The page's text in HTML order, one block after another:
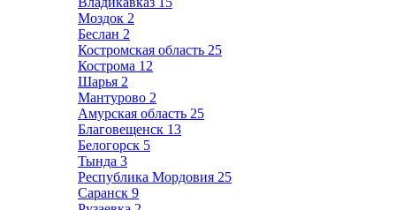
Моздок 2
Беслан 2
Костромская область 25
Кострома 12
Шарья 2
Мантурово 2
Амурская область 25
Благовещенск 13
Белогорск 5
Тында 3
Республика Мордовия 25
Саранск 9